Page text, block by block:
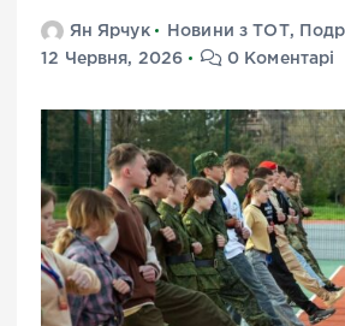
Ян Ярчук Новини з ТОТ,
12 Червня, 2026
0 Коментарі